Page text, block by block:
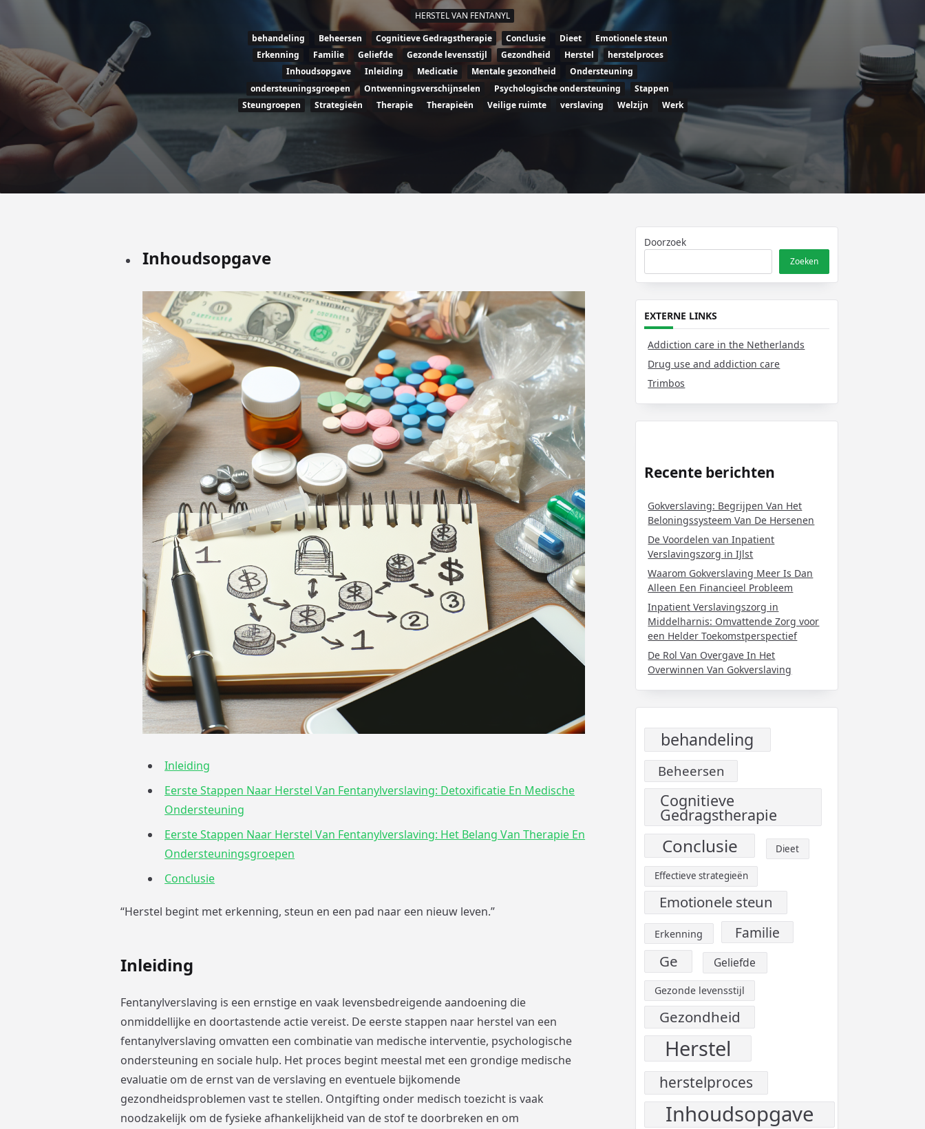
HERSTEL VAN FENTANYL
behandeling
Beheersen Cognitieve Gedragstherapie Conclusie Dieet
Emotionele steun
Erkenning
Familie Geliefde Gezonde levensstijl Gezondheid Herstel
herstelproces
Inhoudsopgave
Inleiding Medicatie Mentale gezondheid
Ondersteuning
ondersteuningsgroepen
Ontwenningsverschijnselen Psychologische ondersteuning
Stappen
Steungroepen
Strategieën Therapie Therapieën Veilige ruimte verslaving Welzijn Werk
Inhoudsopgave
Inleiding
Eerste Stappen Naar Herstel Van Fentanylverslaving: Detoxificatie En Medische
Ondersteuning
Eerste Stappen Naar Herstel Van Fentanylverslaving: Het Belang Van Therapie En
Ondersteuningsgroepen
Conclusie
“Herstel begint met erkenning, steun en een pad naar een nieuw leven.”
Inleiding
Fentanylverslaving is een ernstige en vaak levensbedreigende aandoening die
onmiddellijke en doortastende actie vereist. De eerste stappen naar herstel van een
fentanylverslaving omvatten een combinatie van medische interventie, psychologische
ondersteuning en sociale hulp. Het proces begint meestal met een grondige medische
evaluatie om de ernst van de verslaving en eventuele bijkomende
gezondheidsproblemen vast te stellen. Ontgifting onder medisch toezicht is vaak
noodzakelijk om de fysieke afhankelijkheid van de stof te doorbreken en om
Doorzoek
Zoeken
EXTERNE LINKS
Addiction care in the Netherlands
Drug use and addiction care
Trimbos
Recente berichten
Gokverslaving: Begrijpen Van Het
Beloningssysteem Van De Hersenen
De Voordelen van Inpatient
Verslavingszorg in IJlst
Waarom Gokverslaving Meer Is Dan
Alleen Een Financieel Probleem
Inpatient Verslavingszorg in
Middelharnis: Omvattende Zorg voor
een Helder Toekomstperspectief
De Rol Van Overgave In Het
Overwinnen Van Gokverslaving
behandeling
Beheersen
Cognitieve
Gedragstherapie
Conclusie Dieet
Effectieve strategieën
Emotionele steun
Erkenning Familie
Ge Geliefde
Gezonde levensstijl
Gezondheid
Herstel
herstelproces
Inhoudsopgave